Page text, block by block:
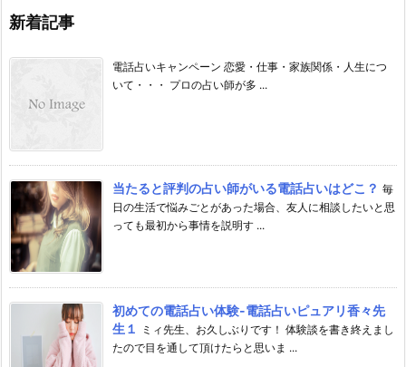
新着記事
電話占いキャンペーン 恋愛・仕事・家族関係・人生につ
いて・・・ プロの占い師が多 ...
当たると評判の占い師がいる電話占いはどこ？ 毎
日の生活で悩みごとがあった場合、友人に相談したいと思
っても最初から事情を説明す ...
初めての電話占い体験-電話占いピュアリ香々先
生１
ミィ先生、お久しぶりです！ 体験談を書き終えまし
たので目を通して頂けたらと思いま ...